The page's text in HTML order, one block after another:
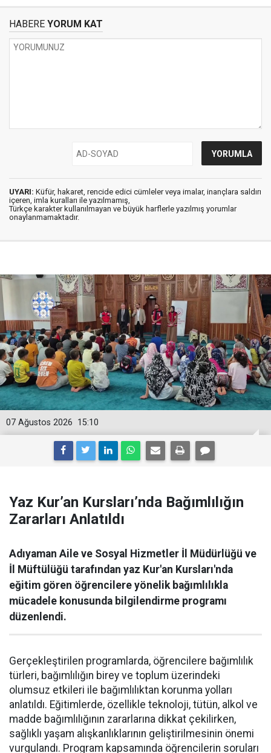
HABERE YORUM KAT
UYARI: Küfür, hakaret, rencide edici cümleler veya imalar, inançlara saldırı
içeren, imla kuralları ile yazılmamış,
Türkçe karakter kullanılmayan ve büyük harflerle yazılmış yorumlar
onaylanmamaktadır.
15:10
07 Ağustos 2026
Yaz Kur’an Kursları’nda Bağımlılığın
Zararları Anlatıldı
Adıyaman Aile ve Sosyal Hizmetler İl Müdürlüğü ve
İl Müftülüğü tarafından yaz Kur'an Kursları'nda
eğitim gören öğrencilere yönelik bağımlılıkla
mücadele konusunda bilgilendirme programı
düzenlendi.
Gerçekleştirilen programlarda, öğrencilere bağımlılık
türleri, bağımlılığın birey ve toplum üzerindeki
olumsuz etkileri ile bağımlılıktan korunma yolları
anlatıldı. Eğitimlerde, özellikle teknoloji, tütün, alkol ve
madde bağımlılığının zararlarına dikkat çekilirken,
sağlıklı yaşam alışkanlıklarının geliştirilmesinin önemi
vurgulandı. Program kapsamında öğrencilerin soruları